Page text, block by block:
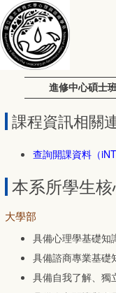
進修中心碩士
課程資訊相關
查詢開課資料（
本系所學生
大學部
具備心理學基礎知
具備諮商專業基礎
具備自我了解、獨